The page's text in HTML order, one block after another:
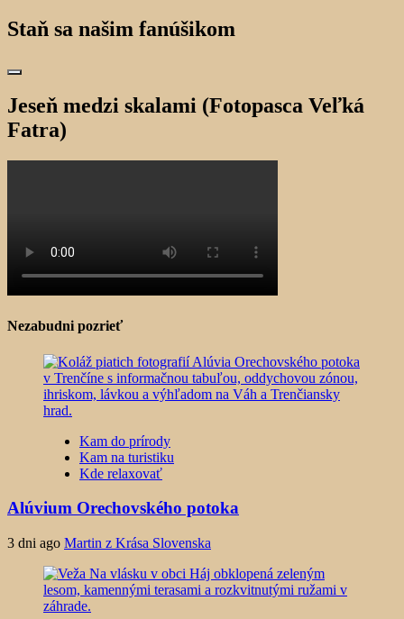
Staň sa našim fanúšikom
Jeseň medzi skalami (Fotopasca Veľká
Fatra)
Nezabudni pozrieť
Kam do prírody
Kam na turistiku
Kde relaxovať
Alúvium Orechovského potoka
3 dni ago Martin z Krása Slovenska